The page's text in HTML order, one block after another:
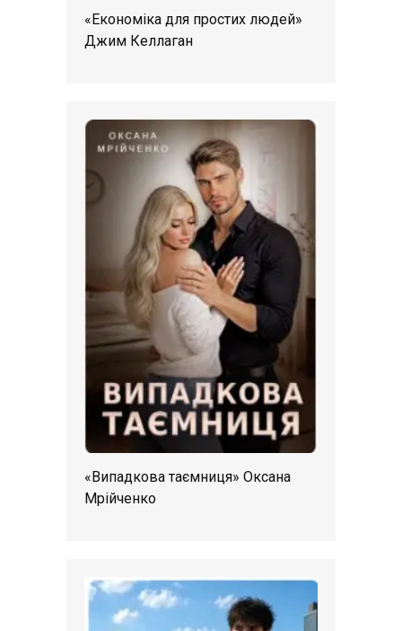
«Економіка для простих людей»
Джим Келлаган
«Випадкова таємниця» Оксана
Мрійченко